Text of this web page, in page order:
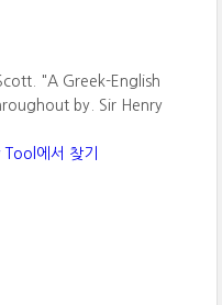
"A Greek-English
by. Sir Henry
에서 찾기